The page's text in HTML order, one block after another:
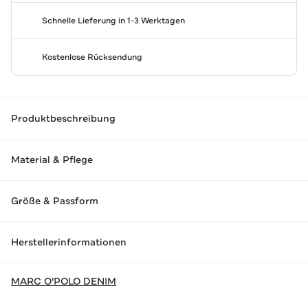
Schnelle Lieferung in 1-3 Werktagen
Kostenlose Rücksendung
Produktbeschreibung
Material & Pflege
Größe & Passform
Herstellerinformationen
MARC O'POLO DENIM